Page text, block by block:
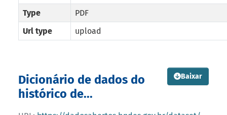
Baixar
Dicionário de dados do
histórico de...
Type
PDF
Url type
upload